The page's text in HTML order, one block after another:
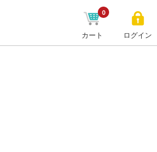
カート
0
ログイン